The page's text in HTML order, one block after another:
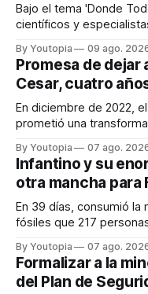
Bajo el tema 'Donde
científicos y
By Youtopia 09 ago.
Promesa de dejar
Cesar, cuatro
En diciembre de 2022,
prometió una
By Youtopia 07 ago.
Infantino y su
otra mancha para
En 39 días, consumió
fósiles que 217
By Youtopia 07 ago.
Formalizar a la
del Plan de